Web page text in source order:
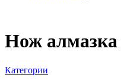
Нож алмазка
Категории